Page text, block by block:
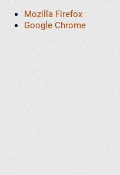
Mozilla Firefox
Google Chrome